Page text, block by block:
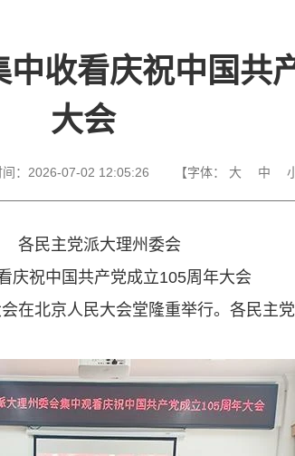
收看庆祝中国共
大会
： 2026-07-02 12:05:26 【字体： 大 中
各民主党派大理州委会
庆祝中国共产党成立105周年大会
在北京人民大会堂隆重举行。各民主